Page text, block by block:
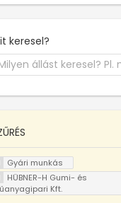
keresel?
Gyári munkás
HÜBNER-H Gumi- és
Kft.